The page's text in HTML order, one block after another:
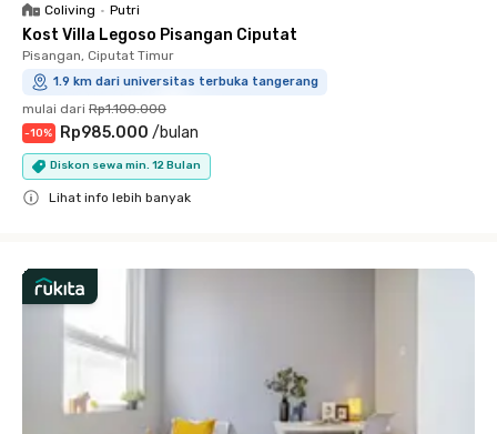
Coliving • Putri
Kost Villa Legoso Pisangan Ciputat
Pisangan, Ciputat Timur
1.9 km dari universitas terbuka tangerang
mulai dari Rp1.100.000
-10% Rp985.000 /bulan
Diskon sewa min. 12 Bulan
Lihat info lebih banyak